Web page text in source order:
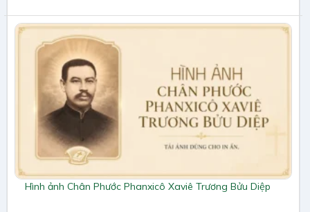
Hình ảnh Chân Phước Phanxicô Xaviê Trương Bửu Diệp